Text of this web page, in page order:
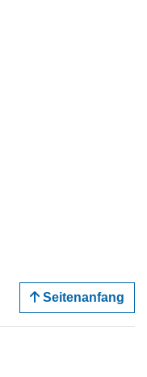
Seitenanfang